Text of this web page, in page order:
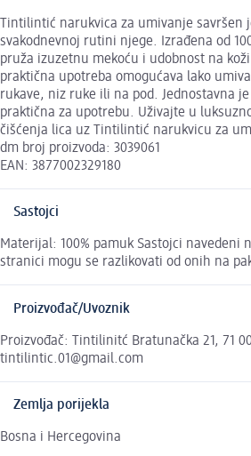
Tintilintić narukvica za umivanje savršen
svakodnevnoj rutini njege. Izrađena od
pruža izuzetnu mekoću i udobnost na
praktična upotreba omogućava lako
rukave, niz ruke ili na pod. Jednostavna
praktična za upotrebu. Uživajte u
čišćenja lica uz Tintilintić narukvicu za
dm broj proizvoda: 3039061
EAN: 3877002329180
Sastojci
Materijal: 100% pamuk Sastojci navedeni
stranici mogu se razlikovati od onih na
Proizvođač/Uvoznik
Proizvođač: Tintilinitć Bratunačka 21, 71
tintilintic.01@gmail.com
Zemlja porijekla
Bosna i Hercegovina